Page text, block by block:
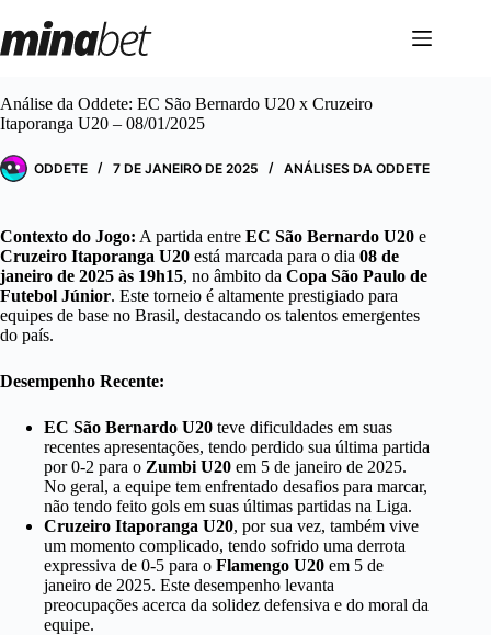
para
o
Análise da Oddete: EC São Bernardo U20 x Cruzeiro
Itaporanga U20 – 08/01/2025
ODDETE 7 DE JANEIRO DE 2025 ANÁLISES DA ODDETE
Contexto do Jogo: A partida entre EC São Bernardo U20 e
Cruzeiro Itaporanga U20 está marcada para o dia 08 de
janeiro de 2025 às 19h15, no âmbito da Copa São Paulo de
Futebol Júnior. Este torneio é altamente prestigiado para
equipes de base no Brasil, destacando os talentos emergentes
do país.
Desempenho Recente:
EC São Bernardo U20 teve dificuldades em suas
recentes apresentações, tendo perdido sua última partida
por 0-2 para o Zumbi U20 em 5 de janeiro de 2025.
No geral, a equipe tem enfrentado desafios para marcar,
não tendo feito gols em suas últimas partidas na Liga.
Cruzeiro Itaporanga U20, por sua vez, também vive
um momento complicado, tendo sofrido uma derrota
expressiva de 0-5 para o Flamengo U20 em 5 de
janeiro de 2025. Este desempenho levanta
preocupações acerca da solidez defensiva e do moral da
equipe.